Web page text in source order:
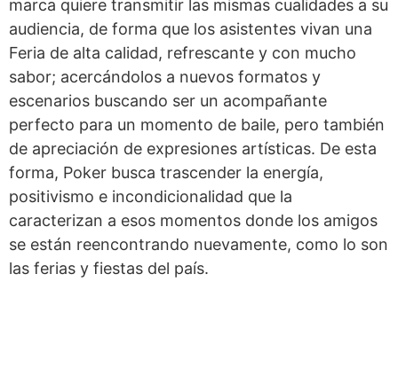
marca quiere transmitir las mismas cualidades a su
audiencia, de forma que los asistentes vivan una
Feria de alta calidad, refrescante y con mucho
sabor; acercándolos a nuevos formatos y
escenarios buscando ser un acompañante
perfecto para un momento de baile, pero también
de apreciación de expresiones artísticas. De esta
forma, Poker busca trascender la energía,
positivismo e incondicionalidad que la
caracterizan a esos momentos donde los amigos
se están reencontrando nuevamente, como lo son
las ferias y fiestas del país.